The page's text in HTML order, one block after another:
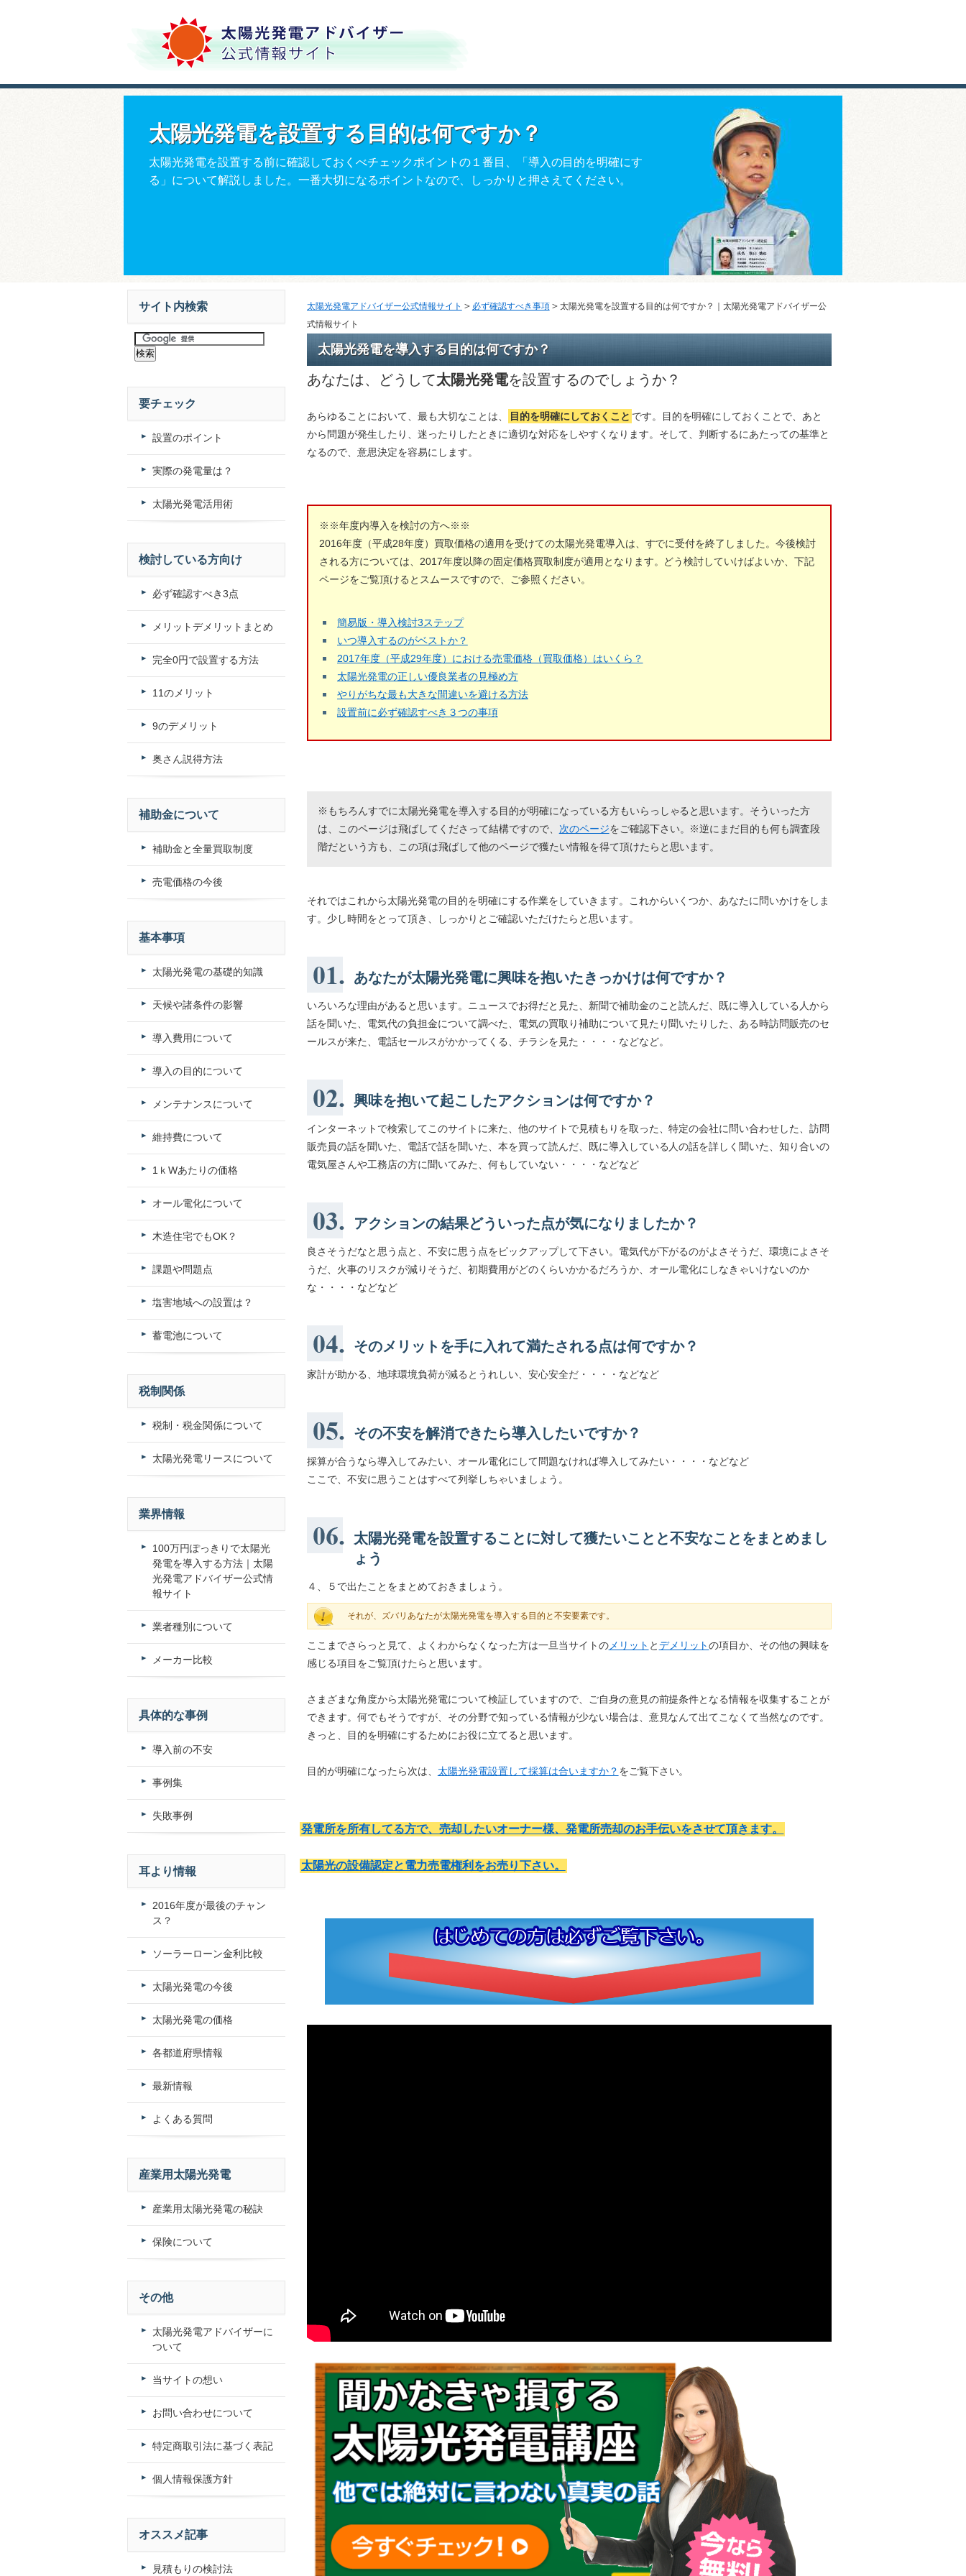
太陽光発電を設置する目的は何ですか？
太陽光発電を設置する前に確認しておくべチェックポイントの１番目、「導入の目的を明確にす
る」について解説しました。一番大切になるポイントなので、しっかりと押さえてください。
太陽光発電アドバイザー公式情報サイト ＞ 必ず確認すべき事項＞ 太陽光発電を設置する目的は何ですか？｜太陽光発電アドバイザー公
式情報サイト
太陽光発電を導入する目的は何ですか？
あなたは、どうして太陽光発電を設置するのでしょうか？
あらゆることにおいて、最も大切なことは、 目的を明確にしておくこと です。目的を明確にしておくことで、あと
から問題が発生したり、迷ったりしたときに適切な対応をしやすくなります。そして、判断するにあたっての基準と
なるので、意思決定を容易にします。
※※年度内導入を検討の方へ※※
2016年度（平成28年度）買取価格の適用を受けての太陽光発電導入は、すでに受付を終了しました。今後検討
される方については、2017年度以降の固定価格買取制度が適用となります。どう検討していけばよいか、下記
ページをご覧頂けるとスムースですので、ご参照ください。
簡易版・導入検討3ステップ
いつ導入するのがベストか？
2017年度（平成29年度）における売電価格（買取価格）はいくら？
太陽光発電の正しい優良業者の見極め方
やりがちな最も大きな間違いを避ける方法
設置前に必ず確認すべき３つの事項
※もちろんすでに太陽光発電を導入する目的が明確になっている方もいらっしゃると思います。そういった方
は、このページは飛ばしてくださって結構ですので、 次のページをご確認下さい。※逆にまだ目的も何も調査段
階だという方も、この項は飛ばして他のページで獲たい情報を得て頂けたらと思います。
それではこれから太陽光発電の目的を明確にする作業をしていきます。これからいくつか、あなたに問いかけをしま
す。少し時間をとって頂き、しっかりとご確認いただけたらと思います。
あなたが太陽光発電に興味を抱いたきっかけは何ですか？
いろいろな理由があると思います。ニュースでお得だと見た、新聞で補助金のこと読んだ、既に導入している人から
話を聞いた、電気代の負担金について調べた、電気の買取り補助について見たり聞いたりした、ある時訪問販売のセ
ールスが来た、電話セールスがかかってくる、チラシを見た・・・・などなど。
興味を抱いて起こしたアクションは何ですか？
インターネットで検索してこのサイトに来た、他のサイトで見積もりを取った、特定の会社に問い合わせした、訪問
販売員の話を聞いた、電話で話を聞いた、本を買って読んだ、既に導入している人の話を詳しく聞いた、知り合いの
電気屋さんや工務店の方に聞いてみた、何もしていない・・・・などなど
アクションの結果どういった点が気になりましたか？
良さそうだなと思う点と、不安に思う点をピックアップして下さい。電気代が下がるのがよさそうだ、環境によさそ
うだ、火事のリスクが減りそうだ、初期費用がどのくらいかかるだろうか、オール電化にしなきゃいけないのか
な・・・・などなど
そのメリットを手に入れて満たされる点は何ですか？
家計が助かる、地球環境負荷が減るとうれしい、安心安全だ・・・・などなど
その不安を解消できたら導入したいですか？
採算が合うなら導入してみたい、オール電化にして問題なければ導入してみたい・・・・などなど
ここで、不安に思うことはすべて列挙しちゃいましょう。
太陽光発電を設置することに対して獲たいことと不安なことをまとめまし
ょう
４、５で出たことをまとめておきましょう。
それが、ズバリあなたが太陽光発電を導入する目的と不安要素です。
ここまでさらっと見て、よくわからなくなった方は一旦当サイトのメリット とデメリットの項目か、その他の興味を
感じる項目をご覧頂けたらと思います。
さまざまな角度から太陽光発電について検証していますので、ご自身の意見の前提条件となる情報を収集することが
できます。何でもそうですが、その分野で知っている情報が少ない場合は、意見なんて出てこなくて当然なのです。
きっと、目的を明確にするためにお役に立てると思います。
目的が明確になったら次は、 太陽光発電設置して採算は合いますか？ をご覧下さい。
発電所を所有してる方で、売却したいオーナー様、発電所売却のお手伝いをさせて頂きます。
太陽光の設備認定と電力売電権利をお売り下さい。
サイト内検索
要チェック
設置のポイント
実際の発電量は？
太陽光発電活用術
検討している方向け
必ず確認すべき3点
メリットデメリットまとめ
完全0円で設置する方法
11のメリット
9のデメリット
奥さん説得方法
補助金について
補助金と全量買取制度
売電価格の今後
基本事項
太陽光発電の基礎的知識
天候や諸条件の影響
導入費用について
導入の目的について
メンテナンスについて
維持費について
1ｋWあたりの価格
オール電化について
木造住宅でもOK？
課題や問題点
塩害地域への設置は？
蓄電池について
税制関係
税制・税金関係について
太陽光発電リースについて
業界情報
100万円ぽっきりで太陽光
発電を導入する方法｜太陽
光発電アドバイザー公式情
報サイト
業者種別について
メーカー比較
具体的な事例
導入前の不安
事例集
失敗事例
耳より情報
2016年度が最後のチャン
ス？
ソーラーローン金利比較
太陽光発電の今後
太陽光発電の価格
各都道府県情報
最新情報
よくある質問
産業用太陽光発電
産業用太陽光発電の秘訣
保険について
その他
太陽光発電アドバイザーに
ついて
当サイトの想い
お問い合わせについて
特定商取引法に基づく表記
個人情報保護方針
オススメ記事
見積もりの検討法